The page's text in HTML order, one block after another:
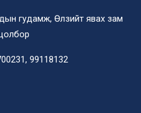
гудамж, Өлзийт явах зам
99118132